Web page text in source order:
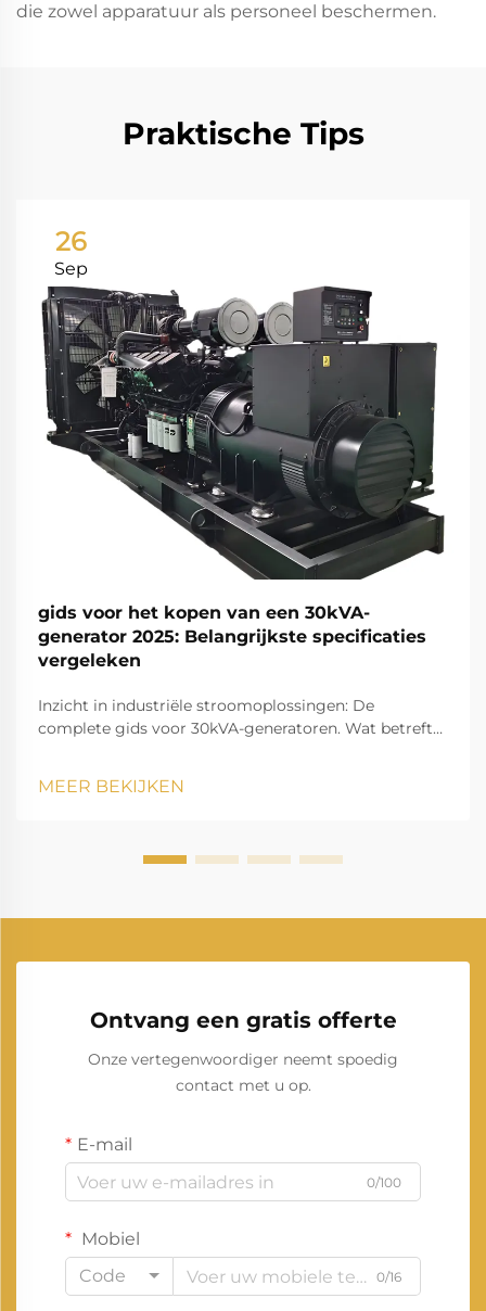
die zowel apparatuur als personeel beschermen.
Praktische Tips
26
Sep
gids voor het kopen van een 30kVA-
generator 2025: Belangrijkste specificaties
vergeleken
Inzicht in industriële stroomoplossingen: De
complete gids voor 30kVA-generatoren. Wat betreft
upsysteem is een 30kVA-generator een veelzijdige
MEER BEKIJKEN
Ontvang een gratis offerte
Onze vertegenwoordiger neemt spoedig
contact met u op.
E-mail
0/100
Mobiel
Code
0/16